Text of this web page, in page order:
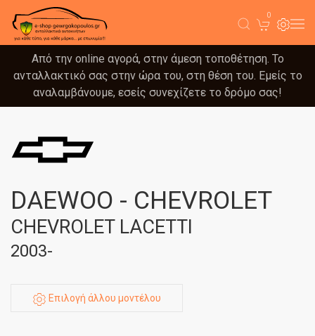
0
Από την online αγορά, στην άμεση τοποθέτηση. Το
ανταλλακτικό σας στην ώρα του, στη θέση του. Εμείς το
αναλαμβάνουμε, εσείς συνεχίζετε το δρόμο σας!
DAEWOO - CHEVROLET
CHEVROLET LACETTI
2003-
Επιλογή άλλου μοντέλου